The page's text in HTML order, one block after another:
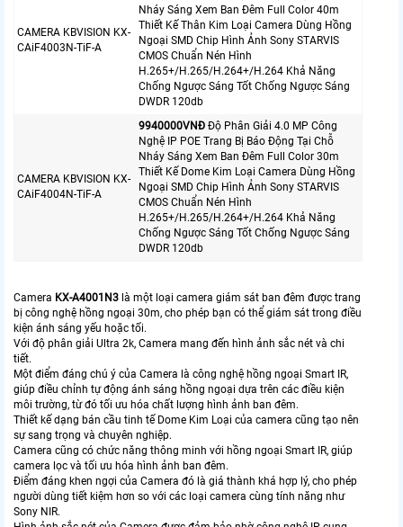
CAMERA KBVISION KX-
CAiF4003N-TiF-A
Nháy Sáng Xem Ban Đêm Full Color 40m
Thiết Kế Thân Kim Loại Camera Dùng Hồng
Ngoại SMD Chip Hình Ảnh Sony STARVIS
CMOS Chuẩn Nén Hình
H.265+/H.265/H.264+/H.264 Khả Năng
Chống Ngược Sáng Tốt Chống Ngược Sáng
DWDR 120db
CAMERA KBVISION KX-
CAiF4004N-TiF-A
9940000VNÐ Độ Phân Giải 4.0 MP Công
Nghệ IP POE Trang Bị Báo Động Tại Chỗ
Nháy Sáng Xem Ban Đêm Full Color 30m
Thiết Kế Dome Kim Loại Camera Dùng Hồng
Ngoại SMD Chip Hình Ảnh Sony STARVIS
CMOS Chuẩn Nén Hình
H.265+/H.265/H.264+/H.264 Khả Năng
Chống Ngược Sáng Tốt Chống Ngược Sáng
DWDR 120db
Camera KX-A4001N3 là một loại camera giám sát ban đêm được trang
bị công nghệ hồng ngoại 30m, cho phép bạn có thể giám sát trong điều
kiện ánh sáng yếu hoặc tối.
Với độ phân giải Ultra 2k, Camera mang đến hình ảnh sắc nét và chi
tiết.
Một điểm đáng chú ý của Camera là công nghệ hồng ngoại Smart IR,
giúp điều chỉnh tự động ánh sáng hồng ngoại dựa trên các điều kiện
môi trường, từ đó tối ưu hóa chất lượng hình ảnh ban đêm.
Thiết kế dạng bán cầu tinh tế Dome Kim Loại của camera cũng tạo nên
sự sang trọng và chuyên nghiệp.
Camera cũng có chức năng thông minh với hồng ngoại Smart IR, giúp
camera lọc và tối ưu hóa hình ảnh ban đêm.
Điểm đáng khen ngợi của Camera đó là giá thành khá hợp lý, cho phép
người dùng tiết kiệm hơn so với các loại camera cùng tính năng như
Sony NIR.